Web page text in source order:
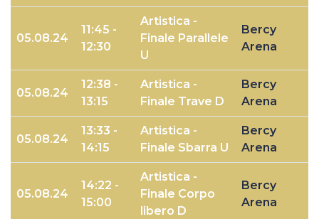
05.08.24
11:45 -
12:30
Artistica -
Finale Parallele
U
Bercy
Arena
05.08.24
12:38 -
13:15
Artistica -
Finale Trave D
Bercy
Arena
05.08.24
13:33 -
14:15
Artistica -
Finale Sbarra U
Bercy
Arena
05.08.24
14:22 -
15:00
Artistica -
Finale Corpo
libero D
Bercy
Arena